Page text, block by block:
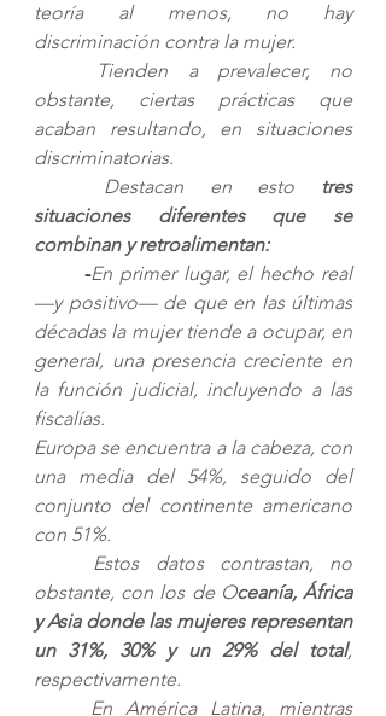
teoría al menos, no hay
discriminación contra la mujer.
Tienden a prevalecer, no
obstante, ciertas prácticas que
acaban resultando, en situaciones
discriminatorias.
Destacan en esto
tres
situaciones diferentes que se
combinan y retroalimentan:
-En primer lugar, el hecho real
—y positivo— de que en las últimas
décadas la mujer tiende a ocupar, en
general, una presencia creciente en
la función judicial, incluyendo a las
fiscalías.
Europa se encuentra a la cabeza, con
una media del 54%, seguido del
conjunto del continente americano
con 51%.
Estos datos contrastan, no
obstante, con los de Oceanía, África
y Asia donde las mujeres representan
un 31%, 30% y un 29% del total,
respectivamente.
En América Latina, mientras